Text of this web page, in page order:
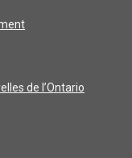
de l’Ontario